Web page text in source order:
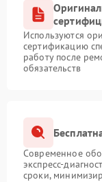
Используются
сертификацию
работу после
обязательств
Современное
экспресс-
сроки,